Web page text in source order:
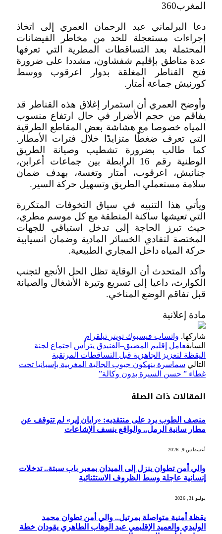
المغرب360
دعا البرلماني عبد الرحمان العمري إلى اتخاذ
إجراءات مستعجلة للحد من مخاطر الفيضانات
المحتملة بعد التساقطات المطرية التي تعرفها
عدة مناطق بإقليم شفشاون، مشددا على ضرورة
فتح القناطر المغلقة بدوار اعرقوب ووسط
كورنيش جماعة أمتار.
وأوضح العمري أن استمرار إغلاق هذه القناطر قد
يفاقم من حجم الأضرار في حال ارتفاع منسوب
المياه خصوصا مع هشاشة بعض المقاطع الطرقية
التي تعرف ضغطًا متزايدًا خلال فترات الأمطار.
كما طالب بضرورة تشطيب وصيانة الطريق
الوطنية رقم 16 الرابطة بين جماعات أعرابن،
جنانيش، اعرقوب، أمتار وتغسة، بهدف ضمان
سلامة مستعملي الطريق وتسهيل حركة السير.
ويأتي هذا التنبيه في سياق التخوفات المتكررة
التي تعيشها ساكنة المنطقة مع كل موسم مطري،
حيث تبرز الحاجة إلى تدخل استباقي للجهات
المختصة لتفادي الخسائر المادية وضمان انسيابية
حركة المياه داخل المجاري الطبيعية.
وأكد المتحدث أن الوقاية تظل الحل الأنجع لتجنب
الكوارث، داعيا إلى تسريع وتيرة الأشغال والصيانة
قبل تفاقم الوضع المناخي.
مادة إعلانية
شاركها. واتساب فيسبوك تويتر تيلقرام
السابقعامل إقليم المضيق–الفنيدق يترأس اجتماع لجنة
اليقظة لتعزيز الجاهزية قبل التساقطات المرتقبة
التالي سماسرة ينهكون جيوب الجالية المغربية بإسبانيا تحت
غطاء ” حسن السيرة بدون وكالة”
المقالات ذات الصلة
منصف الطوب يرد على منتقديه: «رايان إير» لم تتوقف عن
مطار سانية الرمل.. والواقع ينسف الإشاعات
أغسطس 9, 2026
والي أمن تطوان ينزل إلى الميدان بمعبر باب سبتة.. تدخلات
إنسانية عاجلة وسط الظروف الاستثنائية
يوليو 31, 2026
يقظة أمنية متواصلة بمرتيل.. والي أمن تطوان محمد
الوليدي والعميد الإقليمي عبد الوهاب الطاهري يقودان خطة